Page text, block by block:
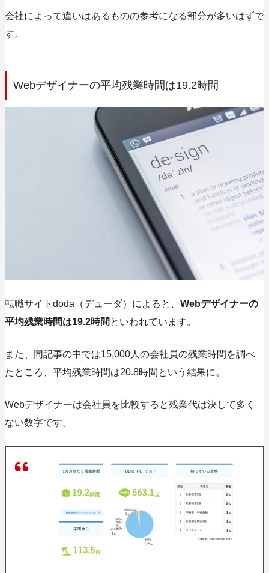
会社によって違いはあるものの参考になる部分が多いはずで
す。
Webデザイナーの平均残業時間は19.2時間
転職サイトdoda（デューダ）によると、 Webデザイナーの
平均残業時間は19.2時間 といわれています。
また、同記事の中では15,000人の会社員の残業時間を調べ
たところ、平均残業時間は20.8時間という結果に。
Webデザイナーは会社員を比較すると残業代は決して多く
ない数字です。